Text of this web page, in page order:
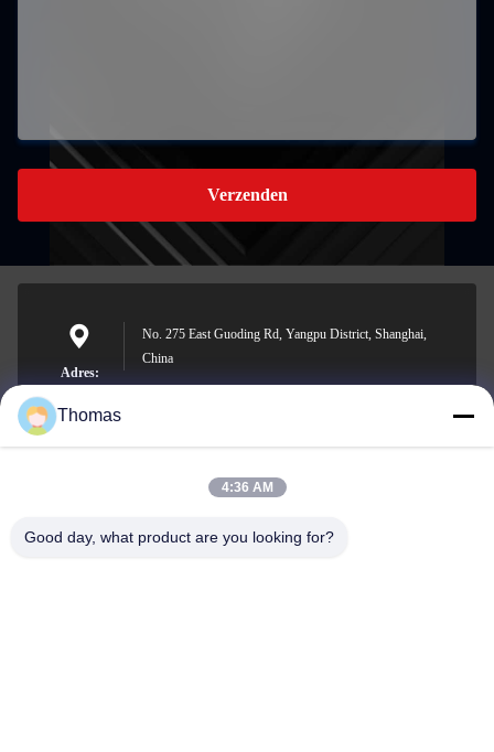
Verzenden
Adres:
No. 275 East Guoding Rd, Yangpu District, Shanghai,
China
sales21@jimagroup.com
Thomas
4:36 AM
Good day, what product are you looking for?